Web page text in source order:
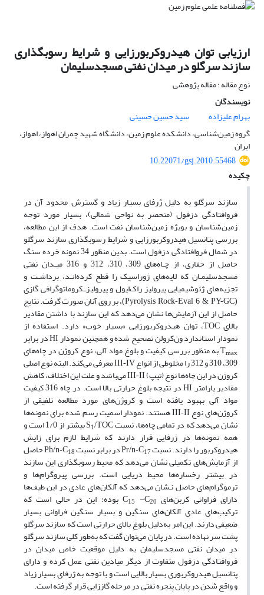
ارزیابی توان هیدروکربورزایی و شرایط رسوبگذاری
سازند سرگلو در میدان نفتی مسجدسلیمان
نوع مقاله : مقاله پژوهشی
نویسندگان
بهرام علیزاده
سید حسین حسینی
گروه زمین‌شناسی، دانشکده علوم زمین، دانشگاه شهید چمران اهواز، اهواز،
ایران
10.22071/gsj.2010.55468
چکیده
سازند سرگلو به دلیل ژرفای بسیار زیاد و گسترش محدود آن در
فروافتادگی دزفول (منحصر به نواحی شمالی)، بسیار مورد توجه
زمین‌شناسان و بویژه زمین‌شناسان نفت است. هدف از این مطالعه،
بررسی پتانسیل هیدروکربورزایی و شرایط رسوبگذاری سازند سرگلو
در شمال فروافتادگی دزفول است. بدین منظور 34 نمونه خرده سنگ
حاصل از حفاری، از چـاه‌های 309، 310، 312 و 316 میـدان نفتی
مسجدسلیمـان که لایه‌های ژوراسیک را قطع کرده‌انـد، برداشـت و
تجزیه‌های ژئوشیمیایی پیرولیز راک‌ایول و پیرولیزــ‌کروماتوگرافی گازی
(Pyrolysis Rock-Eval 6 & PY-GC) ، بر روی آنان صورت گرفت. نتایج
حاصل از این آزمایش‌ها نشان می‌دهد که این سازند با داشتن مقادیر
بالایTOC، توان هیدروکربورزایی «بسیار خوب» دارد. استفاده از
نمودار استاندارد ون‌کرولن تصحیح شده و همچنین نمودار HIدر برابر
Tmax به منظور بررسی کیفیت و بلوغ مواد آلی، نوع کروژن در چاه‌های
309، 310 و 312 را مخلوطی از انواع III-IVمعرفی می‌کند. البته نوع اصلی
کروژن در این چاه‌ها نوع (تیپ) III-IIمی‌باشد و علت این اختلاف، کاهش
مقادیر پارامتر HI در نتیجه بلوغ حرارتی بالا است. در چاه 316 کیفیت
مواد آلی بهبود یافته است و کروژن‌های مورد مطالعه تلفیقی از
کروژن‌های نوع III-IIهستند. نمودار اسمیت رسم شده برای نمونه‌ها
نشان می‌دهد که در تمامی چاه‌ها، نسبت S1/TOC بیشتر از 1/0 است و
همه نمونه‌ها در ژرفایی قرار دارند که شرایط لازم برای زایش
هیدروکربور را دارند. نسبت Pr/n-C17 در برابر نسبت Ph/n-C18 حاصل
از آزمایش‌های تکمیلی نشان می‌دهد که محیط رسوبگذاری این سازند
در بیشتر رخساره‌ها محیط دریایی است. بررسی پیروگرام‌ها و
ترموگرام‌های حاصل نـشان می‌دهد که آلکان‌های عادی در این طیف‌ها
دارای فراوانی کربن‌های C15 –C20 بوده؛ این در حالی است که
ترکیب‌های عادی آلکان‌های سنگین و بسیار سنگین فراوانی بسیار
ضعیفی دارند. این امر به‌دلیل بلوغ بالای حرارتی است که سازند سرگلو
پشت سر نهاده است. در پایان می‌توان گفت که به‌طور کلی سازند سرگلو
در میدان نفتی مسجدسلیمان به دلیل موقعیت خاص میدان در
فروافتادگی دزفول متفاوت از دیگر میادین نفتی عمل کرده و دارای
پتانسیل هیدروکربوری بسیار بالایی است و با توجه به ژرفای بسیار زیاد
و واقع شدن در پایان پنجره نفتی در مرحله گاز‌زایی قرار گرفته است.